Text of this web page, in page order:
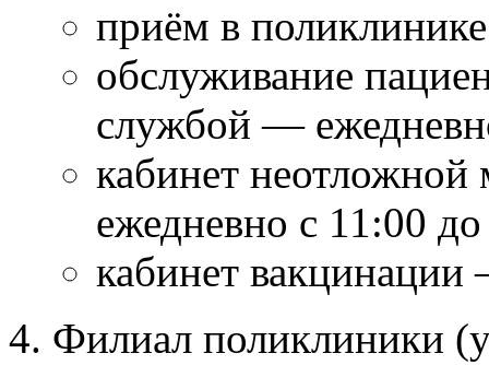
приём в
обслуживание
службой —
кабинет
ежедневно с 11:00
кабинет
Филиал поликлиники